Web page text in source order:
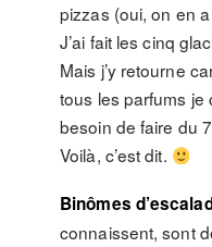
pizzas (oui, on en
J’ai fait les cinq
Mais j’y retourne
tous les parfums je
besoin de faire du
Voilà, c’est dit.
Binômes
connaissent, sont